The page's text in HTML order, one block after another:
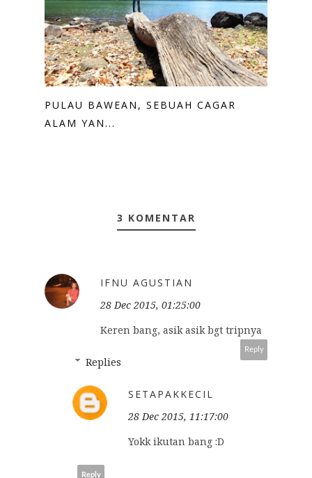
PULAU BAWEAN, SEBUAH CAGAR
ALAM YAN...
3 KOMENTAR
IFNU AGUSTIAN
28 Dec 2015, 01:25:00
Keren bang, asik asik bgt tripnya
Reply
Replies
SETAPAKKECIL
28 Dec 2015, 11:17:00
Yokk ikutan bang :D
Reply